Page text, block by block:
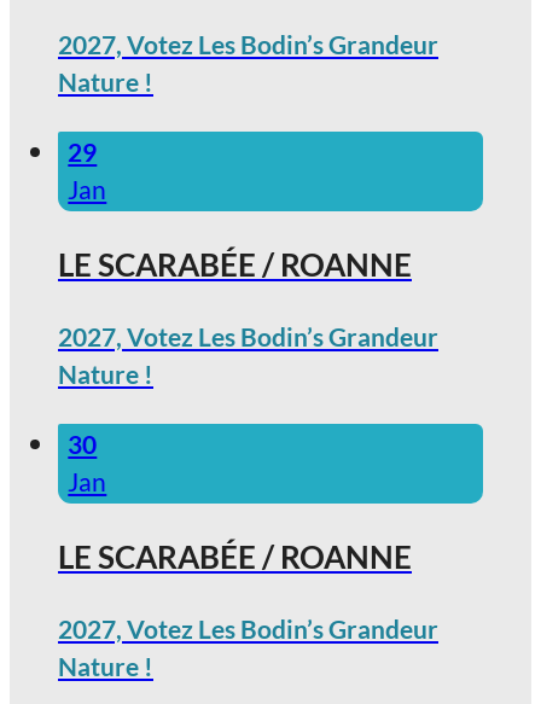
2027, Votez Les Bodin’s Grandeur
Nature !
29
Jan
LE SCARABÉE / ROANNE
2027, Votez Les Bodin’s Grandeur
Nature !
30
Jan
LE SCARABÉE / ROANNE
2027, Votez Les Bodin’s Grandeur
Nature !